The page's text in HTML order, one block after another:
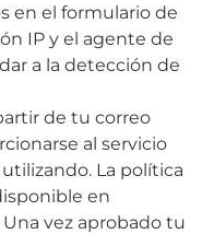
en el formulario de
IP y el agente de
a la detección de
de tu correo
al servicio
La política
en
Una vez aprobado tu